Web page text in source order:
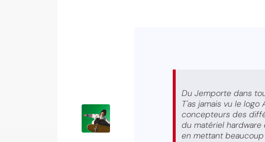
Du Jemporte dans
T'as jamais vu le
concepteurs des
du matériel
en mettant